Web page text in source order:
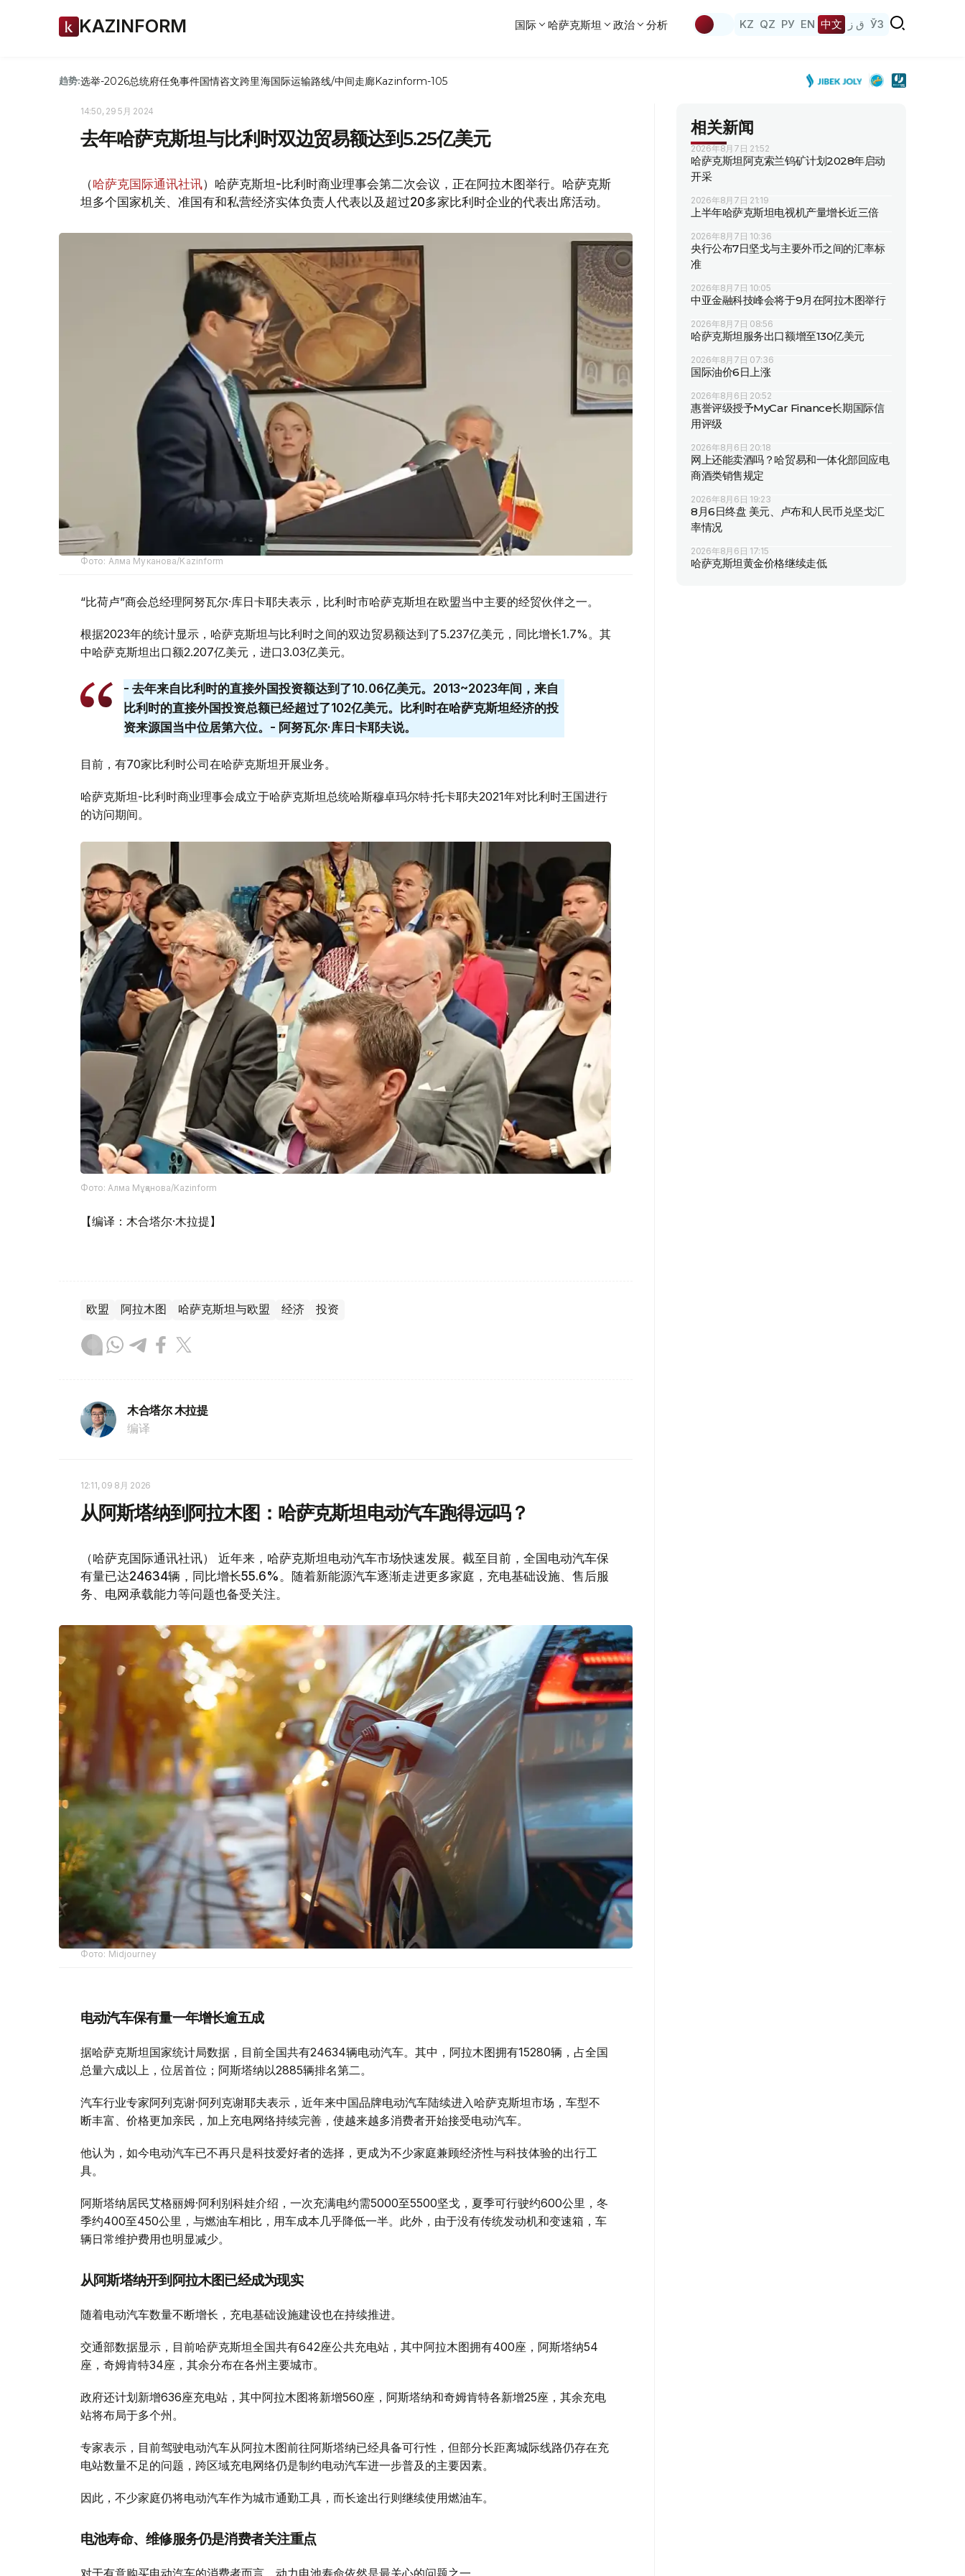
KAZINFORM 国际 哈萨克斯坦 政治 分析 KZ QZ РУ EN 中文 ق ز ЎЗ
趋势:选举-2026总统府任免事件国情咨文跨里海国际运输路线/中间走廊Kazinform-105
14:50, 29 5月 2024
去年哈萨克斯坦与比利时双边贸易额达到5.25亿美元
（哈萨克国际通讯社讯）哈萨克斯坦-比利时商业理事会第二次会议，正在阿拉木图举行。哈萨克斯
坦多个国家机关、准国有和私营经济实体负责人代表以及超过20多家比利时企业的代表出席活动。
Фото: Алма Муканова/Kazinform
“比荷卢”商会总经理阿努瓦尔·库日卡耶夫表示，比利时市哈萨克斯坦在欧盟当中主要的经贸伙伴之一。
根据2023年的统计显示，哈萨克斯坦与比利时之间的双边贸易额达到了5.237亿美元，同比增长1.7%。其
中哈萨克斯坦出口额2.207亿美元，进口3.03亿美元。
- 去年来自比利时的直接外国投资额达到了10.06亿美元。2013~2023年间，来自
比利时的直接外国投资总额已经超过了102亿美元。比利时在哈萨克斯坦经济的投
资来源国当中位居第六位。- 阿努瓦尔·库日卡耶夫说。
目前，有70家比利时公司在哈萨克斯坦开展业务。
哈萨克斯坦-比利时商业理事会成立于哈萨克斯坦总统哈斯穆卓玛尔特·托卡耶夫2021年对比利时王国进行
的访问期间。
Фото: Алма Мұқанова/Kazinform
【编译：木合塔尔·木拉提】
欧盟 阿拉木图 哈萨克斯坦与欧盟 经济 投资
木合塔尔 木拉提
编译
12:11, 09 8月 2026
从阿斯塔纳到阿拉木图：哈萨克斯坦电动汽车跑得远吗？
（哈萨克国际通讯社讯） 近年来，哈萨克斯坦电动汽车市场快速发展。截至目前，全国电动汽车保
有量已达24634辆，同比增长55.6%。随着新能源汽车逐渐走进更多家庭，充电基础设施、售后服
务、电网承载能力等问题也备受关注。
Фото: Midjourney
电动汽车保有量一年增长逾五成
据哈萨克斯坦国家统计局数据，目前全国共有24634辆电动汽车。其中，阿拉木图拥有15280辆，占全国
总量六成以上，位居首位；阿斯塔纳以2885辆排名第二。
汽车行业专家阿列克谢·阿列克谢耶夫表示，近年来中国品牌电动汽车陆续进入哈萨克斯坦市场，车型不
断丰富、价格更加亲民，加上充电网络持续完善，使越来越多消费者开始接受电动汽车。
他认为，如今电动汽车已不再只是科技爱好者的选择，更成为不少家庭兼顾经济性与科技体验的出行工
具。
阿斯塔纳居民艾格丽姆·阿利别科娃介绍，一次充满电约需5000至5500坚戈，夏季可行驶约600公里，冬
季约400至450公里，与燃油车相比，用车成本几乎降低一半。此外，由于没有传统发动机和变速箱，车
辆日常维护费用也明显减少。
从阿斯塔纳开到阿拉木图已经成为现实
随着电动汽车数量不断增长，充电基础设施建设也在持续推进。
交通部数据显示，目前哈萨克斯坦全国共有642座公共充电站，其中阿拉木图拥有400座，阿斯塔纳54
座，奇姆肯特34座，其余分布在各州主要城市。
政府还计划新增636座充电站，其中阿拉木图将新增560座，阿斯塔纳和奇姆肯特各新增25座，其余充电
站将布局于多个州。
专家表示，目前驾驶电动汽车从阿拉木图前往阿斯塔纳已经具备可行性，但部分长距离城际线路仍存在充
电站数量不足的问题，跨区域充电网络仍是制约电动汽车进一步普及的主要因素。
因此，不少家庭仍将电动汽车作为城市通勤工具，而长途出行则继续使用燃油车。
电池寿命、维修服务仍是消费者关注重点
对于有意购买电动汽车的消费者而言，动力电池寿命依然是最关心的问题之一。
相关新闻
2026年8月7日 21:52
哈萨克斯坦阿克索兰钨矿计划2028年启动
开采
2026年8月7日 21:19
上半年哈萨克斯坦电视机产量增长近三倍
2026年8月7日 10:36
央行公布7日坚戈与主要外币之间的汇率标
准
2026年8月7日 10:05
中亚金融科技峰会将于9月在阿拉木图举行
2026年8月7日 08:56
哈萨克斯坦服务出口额增至130亿美元
2026年8月7日 07:36
国际油价6日上涨
2026年8月6日 20:52
惠誉评级授予MyCar Finance长期国际信
用评级
2026年8月6日 20:18
网上还能卖酒吗？哈贸易和一体化部回应电
商酒类销售规定
2026年8月6日 19:23
8月6日终盘 美元、卢布和人民币兑坚戈汇
率情况
2026年8月6日 17:15
哈萨克斯坦黄金价格继续走低